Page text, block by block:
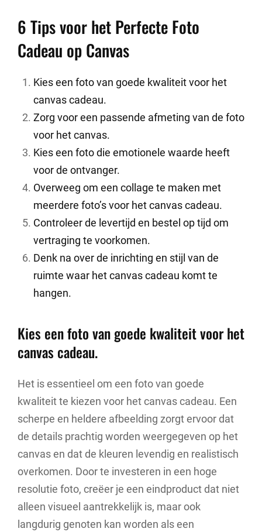
6 Tips voor het Perfecte Foto
Cadeau op Canvas
Kies een foto van goede kwaliteit voor het
canvas cadeau.
Zorg voor een passende afmeting van de foto
voor het canvas.
Kies een foto die emotionele waarde heeft
voor de ontvanger.
Overweeg om een ​​collage te maken met
meerdere foto’s voor het canvas cadeau.
Controleer de levertijd en bestel op tijd om
vertraging te voorkomen.
Denk na over de inrichting en stijl van de
ruimte waar het canvas cadeau komt te
hangen.
Kies een foto van goede kwaliteit voor het
canvas cadeau.
Het is essentieel om een foto van goede
kwaliteit te kiezen voor het canvas cadeau. Een
scherpe en heldere afbeelding zorgt ervoor dat
de details prachtig worden weergegeven op het
canvas en dat de kleuren levendig en realistisch
overkomen. Door te investeren in een hoge
resolutie foto, creëer je een eindproduct dat niet
alleen visueel aantrekkelijk is, maar ook
langdurig genoten kan worden als een